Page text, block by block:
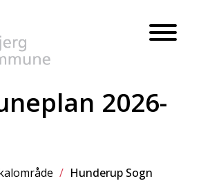
2026-
/ Hunderup Sogn